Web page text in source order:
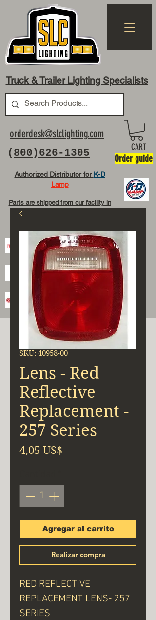
Truck & Trailer Lighting Specialists
( 800)626-1305
orderdesk@slclighting.com
Authorized Distributor for K-D
Lamp
Parts are shipped from our facility in
CART
Order guide
SKU: 40958-00
Lens - Red
Reflective
Replacement -
257 Series
4,05 US$
Agregar al carrito
Realizar compra
RED REFLECTIVE
REPLACEMENT LENS- 257
SERIES